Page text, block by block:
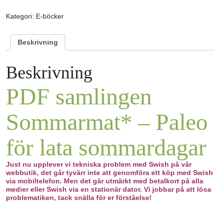
Kategori: E-böcker
Beskrivning
Beskrivning
PDF samlingen
Sommarmat* – Paleo
för lata sommardagar
Just nu upplever vi tekniska problem med Swish på vår
webbutik, det går tyvärr inte att genomföra ett köp med Swish
via mobiltelefon. Men det går utmärkt med betalkort på alla
medier eller Swish via en stationär dator. Vi jobbar på att lösa
problematiken, tack snälla för er förståelse!